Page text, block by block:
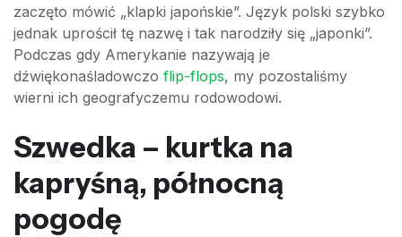
zaczęto mówić „klapki japońskie”. Język polski szybko
jednak uprościł tę nazwę i tak narodziły się „japonki”.
Podczas gdy Amerykanie nazywają je
dźwiękonaśladowczo flip-flops, my pozostaliśmy
wierni ich geografyczemu rodowodowi.
Szwedka – kurtka na
kapryśną, północną
pogodę